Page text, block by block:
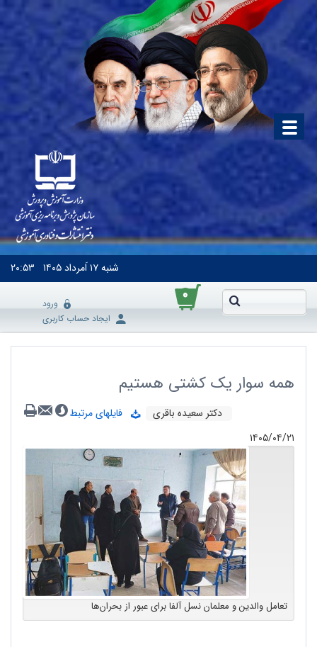
شنبه۱۷ اَمرداد ۱۴۰۵ ۲۰:۵۳
۰
ورود
ایجاد حساب کاربری
همه سوار یک کشتی هستیم
دکتر سعیده باقری
فایلهای مرتبط
۱۴۰۵/۰۴/۲۱
تعامل والدین و معلمان نسل آلفا برای عبور از بحران‌ها